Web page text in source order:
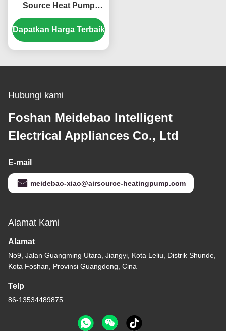
Source Heat Pump
dengan Scroll
Compressor untuk
aplikasi khusus
Dapatkan Harga Terbaik
Hubungi kami
Foshan Meidebao Intelligent
Electrical Appliances Co., Ltd
E-mail
meidebao-xiao@airsource-heatingpump.com
Alamat Kami
Alamat
No9, Jalan Guangming Utara, Jiangyi, Kota Leliu, Distrik Shunde,
Kota Foshan, Provinsi Guangdong, Cina
Telp
86-13534489875